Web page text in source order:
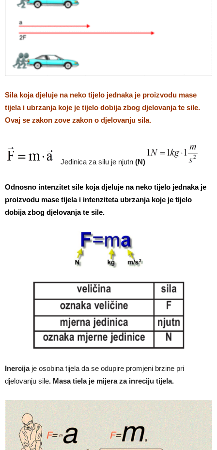
Sila koja djeluje na neko tijelo jednaka je proizvodu mase
tijela i ubrzanja koje je tijelo dobija zbog djelovanja te sile.
Ovaj se zakon zove zakon o djelovanju sila.
Jedinica za silu je njutn (N)
Odnosno intenzitet sile koja djeluje na neko tijelo jednaka je
proizvodu mase tijela i intenziteta ubrzanja koje je tijelo
dobija zbog djelovanja te sile.
Inercija je osobina tijela da se odupire promjeni brzine pri
djelovanju sile. Masa tiela je mijera za inreciju tijela.